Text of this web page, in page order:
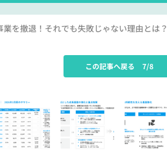
を撤退！それでも失敗じゃない理由とは？
この記事へ戻る 7/8